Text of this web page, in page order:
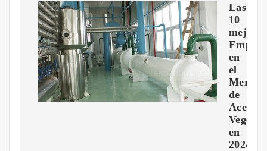
Las
10
mejores
en
el
de
Aceites
en
2024